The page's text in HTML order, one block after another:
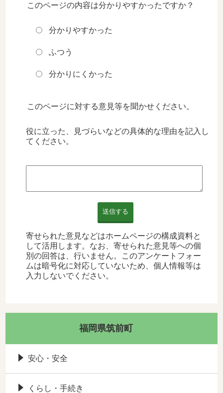
このページの内容は分かりやすかったですか？
分かりやすかった
ふつう
分かりにくかった
このページに対する意見等を聞かせください。
役に立った、見づらいなどの具体的な理由を記入し
てください。
送信する
寄せられた意見などはホームページの構成資料と
して活用します。なお、寄せられた意見等への個
別の回答は、行いません。このアンケートフォー
ムは暗号化に対応していないため、個人情報等は
入力しないでください。
福岡県筑前町
安心・安全
くらし・手続き